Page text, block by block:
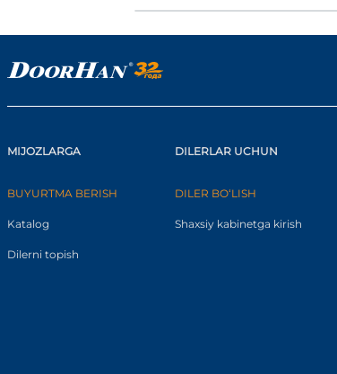
MIJOZLARGA
BUYURTMA BERISH
Katalog
Dilerni topish
DILERLAR UCHUN
DILER BO‘LISH
Shaxsiy kabinetga kirish